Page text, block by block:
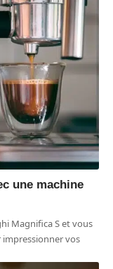
une machine
Magnifica S et vous
vos